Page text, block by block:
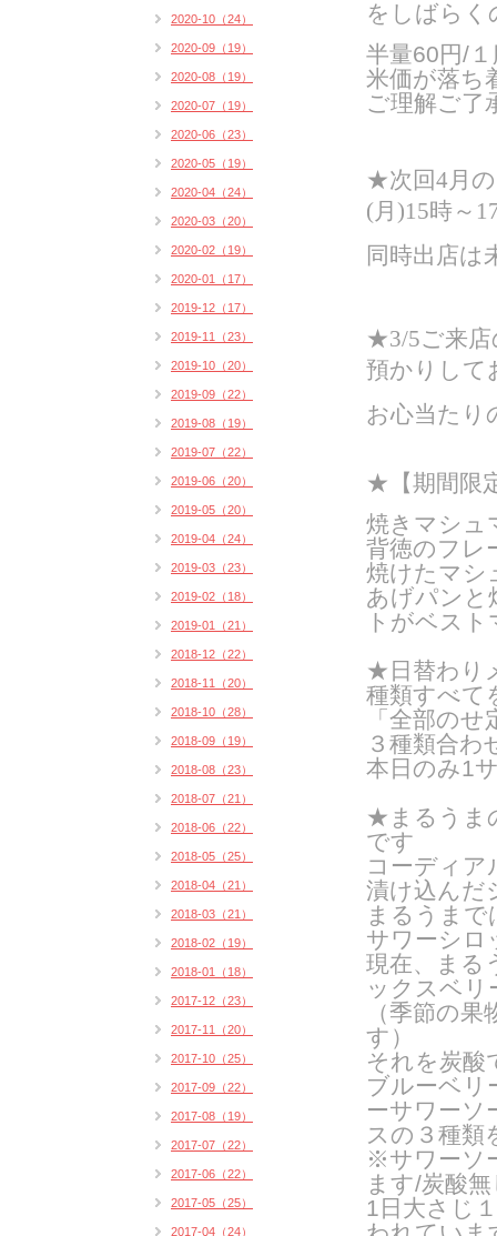
をしばらく
半量60円/
米価が落ち
ご理解ご了
★次回4月
(月)15時～
同時出店は
★3/5ご来店
預かりして
お心当たり
★ 【期間
焼きマシュ
背徳のフレ
焼けたマシ
あげパンと
トがベス
★日替わり
種類すべて
「全部の
３種類合わ
本日のみ1
★まるうま
です
コーディア
漬け込んだ
まるうま
サワーシロ
現在、まる
ックスベリ
（季節の
す）
それを炭酸
ブルーベリ
ーサワーソ
スの３種類
※サワーソ
ます/炭酸
1日大さじ
2020-10（24）
2020-09（19）
2020-08（19）
2020-07（19）
2020-06（23）
2020-05（19）
2020-04（24）
2020-03（20）
2020-02（19）
2020-01（17）
2019-12（17）
2019-11（23）
2019-10（20）
2019-09（22）
2019-08（19）
2019-07（22）
2019-06（20）
2019-05（20）
2019-04（24）
2019-03（23）
2019-02（18）
2019-01（21）
2018-12（22）
2018-11（20）
2018-10（28）
2018-09（19）
2018-08（23）
2018-07（21）
2018-06（22）
2018-05（25）
2018-04（21）
2018-03（21）
2018-02（19）
2018-01（18）
2017-12（23）
2017-11（20）
2017-10（25）
2017-09（22）
2017-08（19）
2017-07（22）
2017-06（22）
2017-05（25）
2017-04（24）